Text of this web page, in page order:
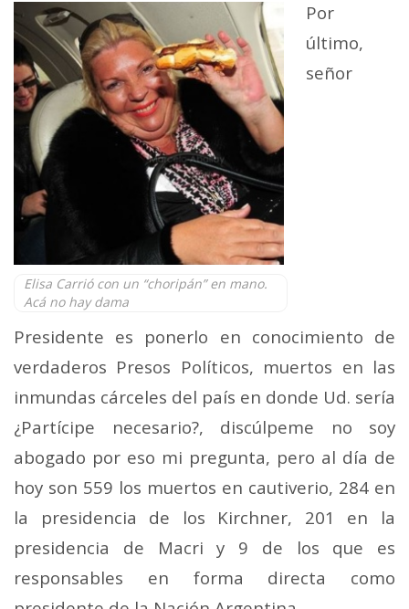
Elisa Carrió con un “choripán” en mano.
Acá no hay dama
Por
último,
señor
Presidente es ponerlo en conocimiento de
verdaderos Presos Políticos, muertos en las
inmundas cárceles del país en donde Ud. sería
¿Partícipe necesario?, discúlpeme no soy
abogado por eso mi pregunta, pero al día de
hoy son 559 los muertos en cautiverio, 284 en
la presidencia de los Kirchner, 201 en la
presidencia de Macri y 9 de los que es
responsables en forma directa como